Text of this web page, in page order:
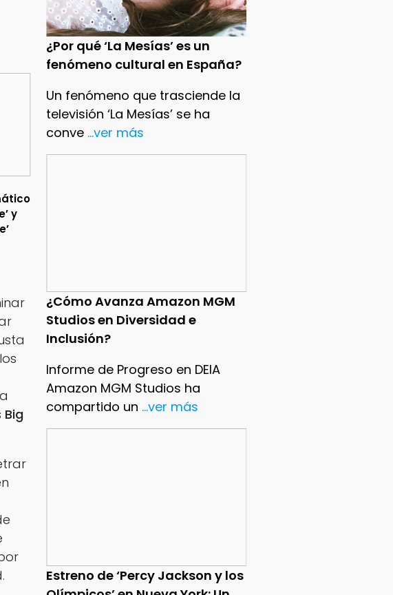
¿Por qué ‘La Mesías’ es un
fenómeno cultural en España?
Un fenómeno que trasciende la
televisión ‘La Mesías’ se ha
conve ...ver más
¿Cómo Avanza Amazon MGM
Studios en Diversidad e
Inclusión?
Informe de Progreso en DEIA
Amazon MGM Studios ha
compartido un ...ver más
Estreno de ‘Percy Jackson y los
y
Big